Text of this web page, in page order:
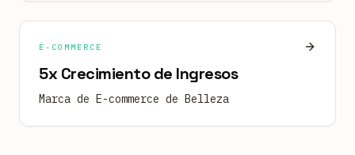
E-COMMERCE
5x Crecimiento de Ingresos
Marca de E-commerce de Belleza